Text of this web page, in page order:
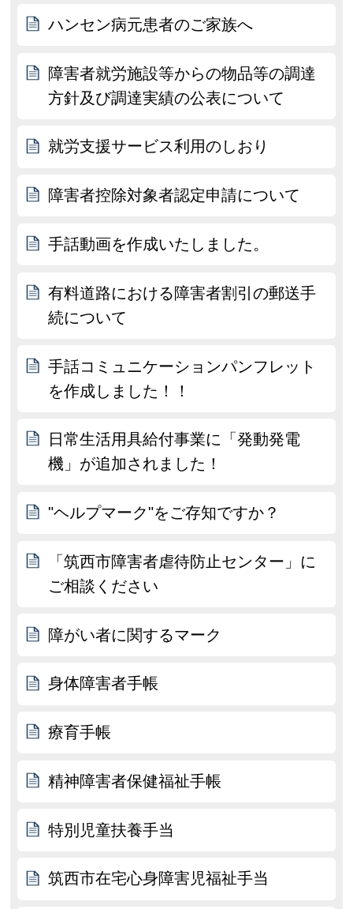
ハンセン病元患者のご家族へ
障害者就労施設等からの物品等の調達
方針及び調達実績の公表について
就労支援サービス利用のしおり
障害者控除対象者認定申請について
手話動画を作成いたしました。
有料道路における障害者割引の郵送手
続について
手話コミュニケーションパンフレット
を作成しました！！
日常生活用具給付事業に「発動発電
機」が追加されました！
"ヘルプマーク"をご存知ですか？
「筑西市障害者虐待防止センター」に
ご相談ください
障がい者に関するマーク
身体障害者手帳
療育手帳
精神障害者保健福祉手帳
特別児童扶養手当
筑西市在宅心身障害児福祉手当